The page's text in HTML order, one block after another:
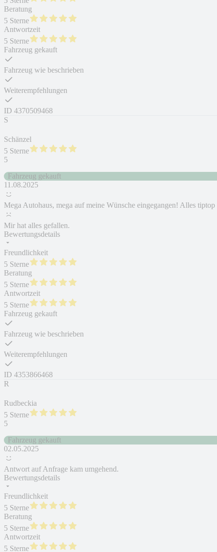
Beratung
5 Sterne
Antwortzeit
5 Sterne
Fahrzeug gekauft
Fahrzeug wie beschrieben
Weiterempfehlungen
ID 4370509468
S
Schänzel
5 Sterne
5
Fahrzeug gekauft
11.08.2025
Mega Autohaus, mega auf meine Wünsche eingegangen! Alles tiptop
Mir hat alles gefallen.
Bewertungsdetails
Freundlichkeit
5 Sterne
Beratung
5 Sterne
Antwortzeit
5 Sterne
Fahrzeug gekauft
Fahrzeug wie beschrieben
Weiterempfehlungen
ID 4353866468
R
Rudbeckia
5 Sterne
5
Fahrzeug gekauft
02.05.2025
Antwort auf Anfrage kam umgehend.
Bewertungsdetails
Freundlichkeit
5 Sterne
Beratung
5 Sterne
Antwortzeit
5 Sterne